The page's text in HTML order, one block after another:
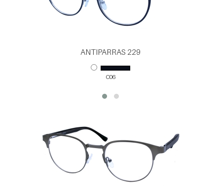
ANTIPARRAS 229
C06